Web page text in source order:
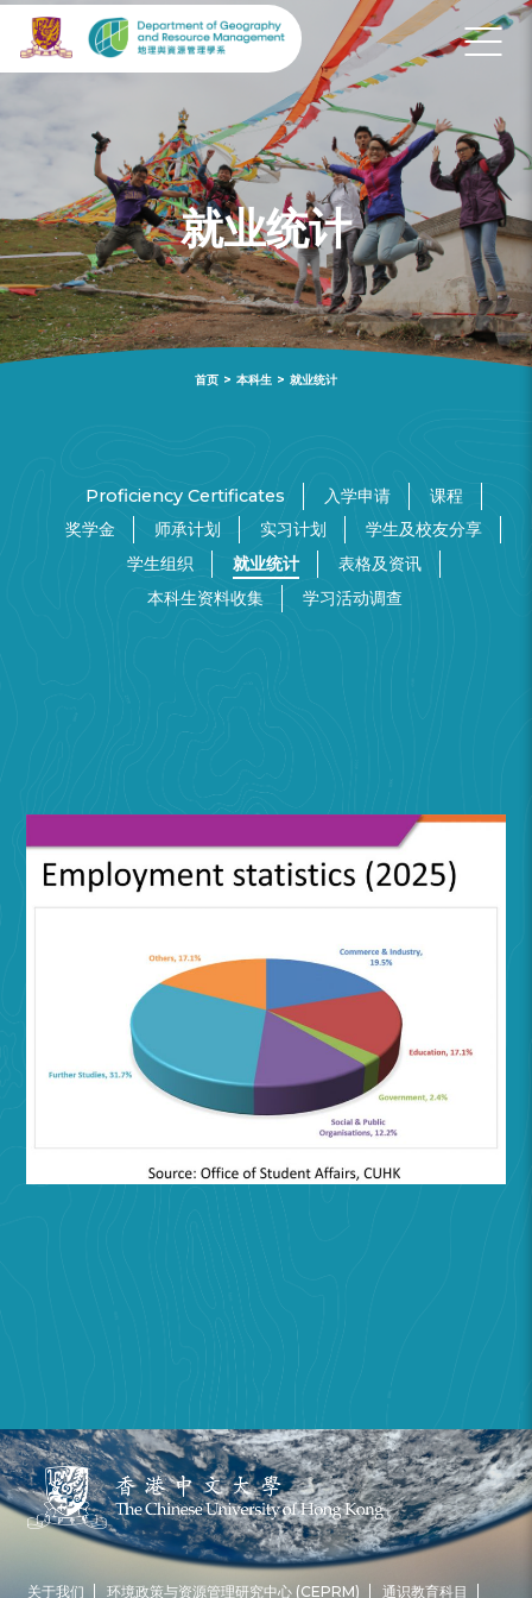
就业统计
首页 > 本科生 > 就业统计
Proficiency Certificates 入学申请
课程
奖学金
师承计划 实习计划
学生及校友分享
学生组织
就业统计
表格及资讯
本科生资料收集
学习活动调查
关于我们 环境政策与资源管理研究中心 (CEPRM) 通识教育科目